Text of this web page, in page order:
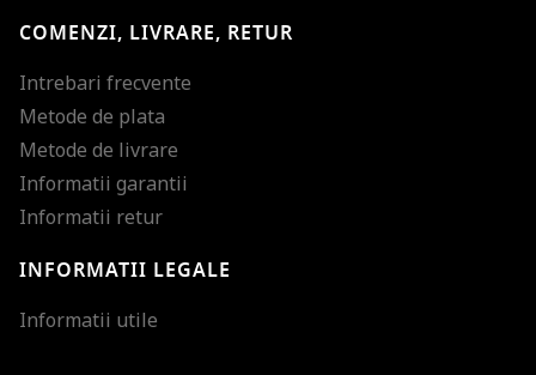
COMENZI, LIVRARE, RETUR
Intrebari frecvente
Metode de plata
Metode de livrare
Informatii garantii
Informatii retur
INFORMATII LEGALE
Informatii utile